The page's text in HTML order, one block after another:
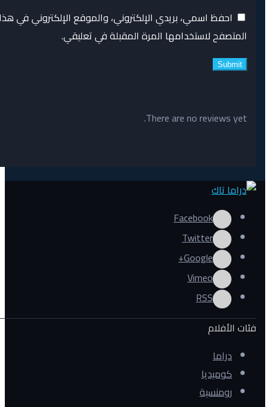
احفظ اسمي، بريدي الإلكتروني، والموقع الإلكتروني في
المتصفح لاستخدامها المرة المقبلة في تعليقي.
There are no reviews yet.
Facebook
Twitter
Google+
Vimeo
RSS
فئات الأفلام
دراما
كوميديا
رومنسية